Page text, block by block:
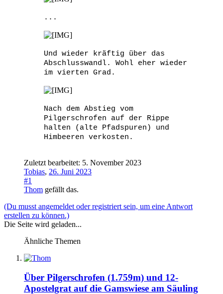
...
Und wieder kräftig über das
Abschlusswandl. Wohl eher wieder
im vierten Grad.
Nach dem Abstieg vom
Pilgerschrofen auf der Rippe
halten (alte Pfadspuren) und
Himbeeren verkosten.
Zuletzt bearbeitet: 5. November 2023
Tobias, 26. Juni 2023
#1
Thom gefällt das.
(Du musst angemeldet oder registriert sein, um eine Antwort
erstellen zu können.)
Die Seite wird geladen...
Ähnliche Themen
Über Pilgerschrofen (1.759m) und 12-
Apostelgrat auf die Gamswiese am Säuling